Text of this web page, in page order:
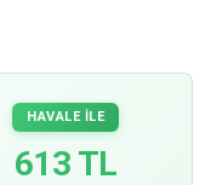
HAVALE İLE
613 TL